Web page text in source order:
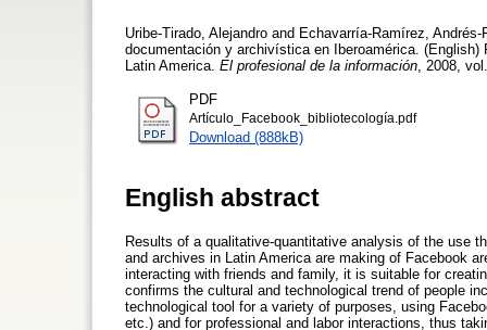
Uribe-Tirado, Alejandro and Echavarría-Ramírez, Andrés-
documentación y archivística en Iberoamérica.
Latin America. El profesional de la información , 2008,
PDF
Artículo_Facebook_bibliotecología.pdf
Download (888kB)
English abstract
Results of a qualitative-quantitative analysis of the use
and archives in Latin America are making of Facebook
interacting with friends and family, it is suitable for
confirms the cultural and technological trend of people
technological tool for a variety of purposes, using
etc.) and for professional and labor interactions, thus